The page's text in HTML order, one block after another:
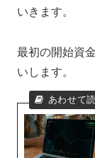
いきます。
最初の開始資
いします。